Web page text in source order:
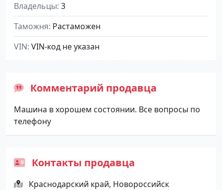
Владельцы 3
Таможня Растаможен
VIN VIN-код не указан
Комментарий продавца
Машина в хорошем состоянии. Все вопросы по
телефону
Контакты продавца
Краснодарский край, Новороссийск